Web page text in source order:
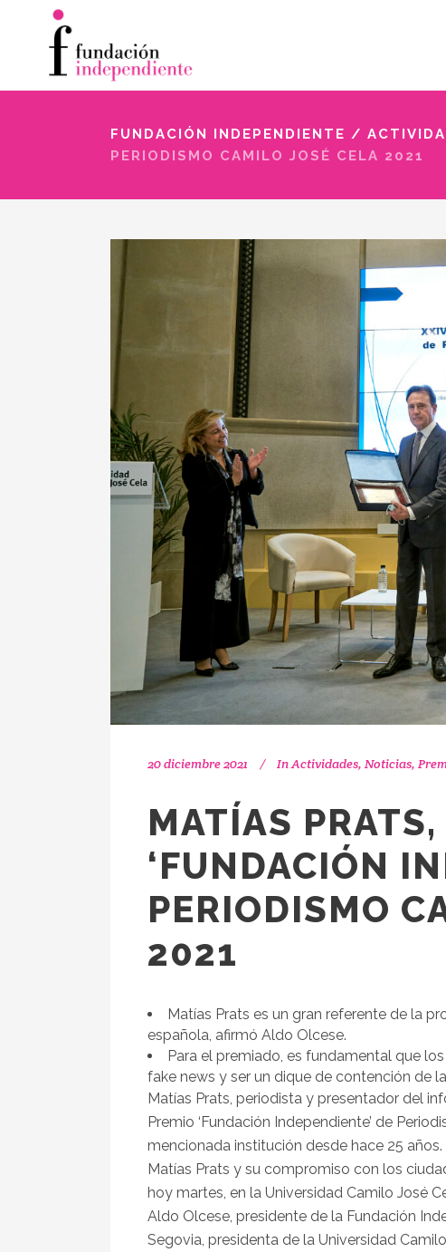
FUNDACIÓN INDEPENDIENTE /
PERIODISMO CAMILO JOSÉ CELA 2021
20 diciembre 2021 InActividades, Noticias,
MATÍAS
‘FUNDACIÓN
PERIODISMO
2021
Matías Prats es un gran referente de la
española, afirmó Aldo Olcese.
Para el premiado, es fundamental que
fake news y ser un dique de contención de
Matías Prats, periodista y presentador del
Premio ‘Fundación Independiente’ de
mencionada institución desde hace 25
Matías Prats y su compromiso con los
hoy martes, en la Universidad Camilo José
Aldo Olcese, presidente de la Fundación
Segovia, presidenta de la Universidad